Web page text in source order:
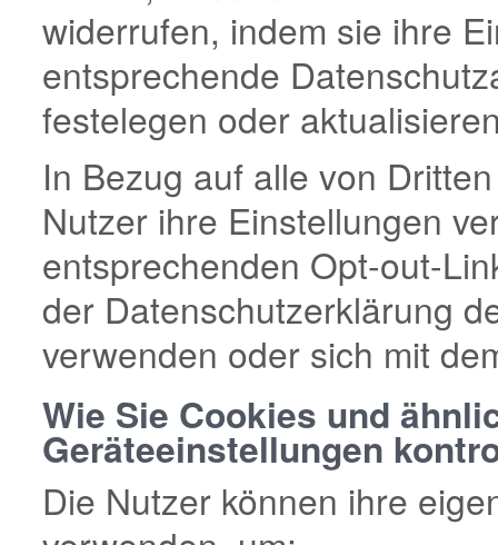
widerrufen, indem sie ihre
entsprechende
festelegen oder
In Bezug auf alle von
Nutzer ihre Einstellungen
entsprechenden Opt-out-
der Datenschutzerklärung
verwenden oder sich mit
Wie Sie Cookies und
Geräteeinstellungen
Die Nutzer können ihre